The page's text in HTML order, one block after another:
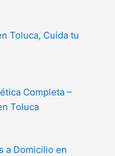
Toluca, Cuida tu
Completa –
Toluca
a Domicilio en